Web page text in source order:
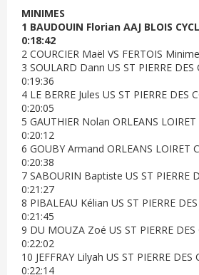
MINIMES
1 BAUDOUIN Florian AAJ BLOIS
0:18:42
2 COURCIER Maël VS FERTOIS
3 SOULARD Dann US ST PIERRE DES
0:19:36
4 LE BERRE Jules US ST PIERRE DES
0:20:05
5 GAUTHIER Nolan ORLEANS
0:20:12
6 GOUBY Armand ORLEANS LOIRET
0:20:38
7 SABOURIN Baptiste US ST PIERRE
0:21:27
8 PIBALEAU Kélian US ST PIERRE
0:21:45
9 DU MOUZA Zoé US ST PIERRE
0:22:02
10 JEFFRAY Lilyah US ST PIERRE DES
0:22:14